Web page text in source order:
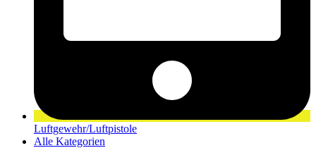
Luftgewehr/Luftpistole
Alle Kategorien